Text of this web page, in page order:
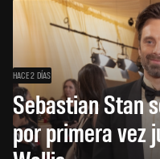
HACE 2 DÍAS
Sebastian Stan
por primera vez